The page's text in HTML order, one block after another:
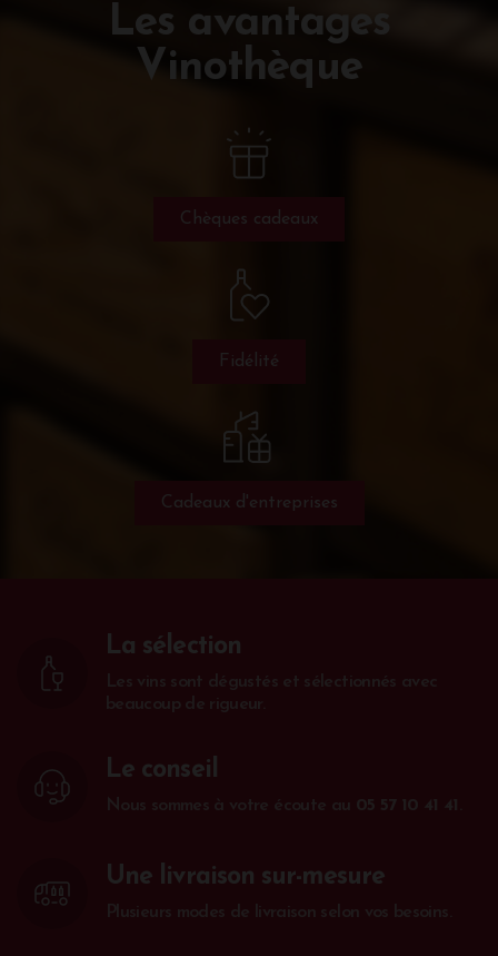
Les avantages
Vinothèque
Chèques cadeaux
Fidélité
Cadeaux d'entreprises
La sélection
Le conseil
Une livraison sur-mesure